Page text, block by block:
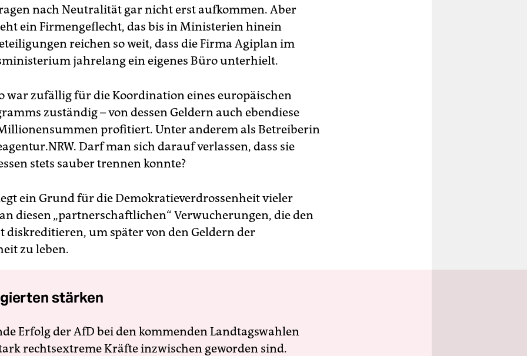
nach Neutralität gar nicht erst aufkommen. Aber
ein Firmengeflecht, das bis in Ministerien hinein
reichen so weit, dass die Firma Agiplan im
jahrelang ein eigenes Büro unterhielt.
war zufällig für die Koordination eines europäischen
zuständig – von dessen Geldern auch ebendiese
profitiert. Unter anderem als Betreiberin
Darf man sich darauf verlassen, dass sie
stets sauber trennen konnte?
ein Grund für die Demokratieverdrossenheit vieler
diesen „partnerschaftlichen“ Verwucherungen, die den
diskreditieren, um später von den Geldern der
zu leben.
stärken
Erfolg der AfD bei den kommenden Landtagswahlen
rechtsextreme Kräfte inzwischen geworden sind.